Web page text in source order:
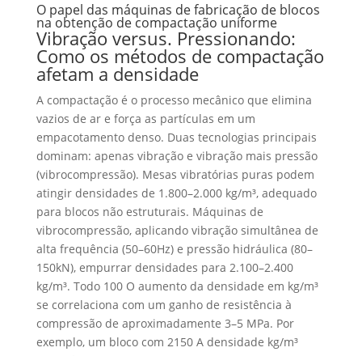
O papel das máquinas de fabricação de blocos
na obtenção de compactação uniforme
Vibração versus. Pressionando:
Como os métodos de compactação
afetam a densidade
A compactação é o processo mecânico que elimina
vazios de ar e força as partículas em um
empacotamento denso. Duas tecnologias principais
dominam: apenas vibração e vibração mais pressão
(vibrocompressão). Mesas vibratórias puras podem
atingir densidades de 1.800–2.000 kg/m³, adequado
para blocos não estruturais. Máquinas de
vibrocompressão, aplicando vibração simultânea de
alta frequência (50–60Hz) e pressão hidráulica (80–
150kN), empurrar densidades para 2.100–2.400
kg/m³. Todo 100 O aumento da densidade em kg/m³
se correlaciona com um ganho de resistência à
compressão de aproximadamente 3–5 MPa. Por
exemplo, um bloco com 2150 A densidade kg/m³